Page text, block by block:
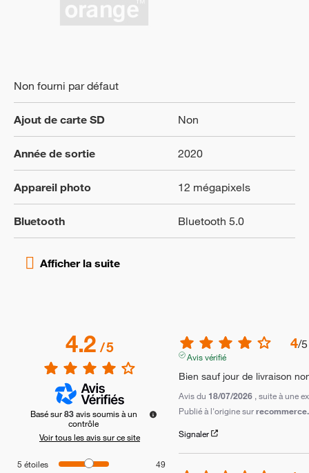
Non fourni par défaut
Ajout de carte SD Non
Année de sortie 2020
Appareil photo 12 mégapixels
Bluetooth Bluetooth 5.0
4.2/5
Basé sur83 avis soumis à un
contrôle
Voir tous les avis sur ce site
5 étoiles 49
4/5
Avis vérifié
Bien sauf jour de livraison
Avis du 18/07/2026 , suite à une
Publié à l'origine sur
Signaler